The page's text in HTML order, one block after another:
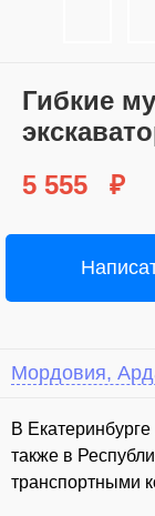
Гибкие
5 555
₽
Мордовия,
В
также в
транспортными